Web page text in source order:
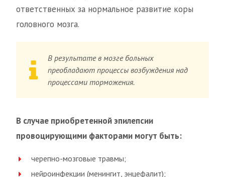
ответственных за нормальное развитие коры
головного мозга.
В результате в мозге больных
преобладают процессы возбуждения над
процессами торможения.
В случае приобретенной эпилепсии
провоцирующими факторами могут быть:
черепно-мозговые травмы;
нейроинфекции (менингит, энцефалит);